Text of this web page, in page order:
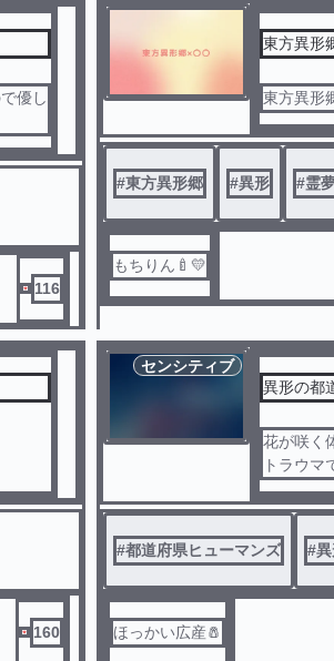
優し
116
東方異形
東方異形
#東方異形郷 #異形 #霊
もちりん🍼💛
160
センシティブ
異形の都
花が咲く
トラウマ
まじで一
注意⚠︎
・グロテ
・エr
#都道府県ヒューマンズ #
ほっかい広産🧂